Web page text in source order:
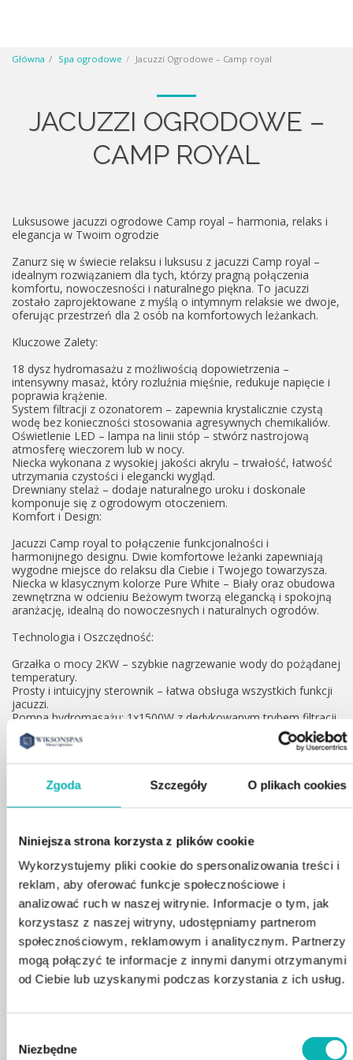
Zgoda Szczegóły O plikach cookies
Niniejsza strona korzysta z plików cookie
Wykorzystujemy pliki cookie do spersonalizowania treści i
reklam, aby oferować funkcje społecznościowe i
analizować ruch w naszej witrynie. Informacje o tym, jak
korzystasz z naszej witryny, udostępniamy partnerom
społecznościowym, reklamowym i analitycznym. Partnerzy
mogą połączyć te informacje z innymi danymi otrzymanymi
od Ciebie lub uzyskanymi podczas korzystania z ich usług.
zgody
Niezbędne
Główna Spa ogrodowe Jacuzzi Ogrodowe – Camp royal
JACUZZI OGRODOWE –
CAMP ROYAL
Luksusowe jacuzzi ogrodowe Camp royal – harmonia, relaks i
elegancja w Twoim ogrodzie
Zanurz się w świecie relaksu i luksusu z jacuzzi Camp royal –
idealnym rozwiązaniem dla tych, którzy pragną połączenia
komfortu, nowoczesności i naturalnego piękna. To jacuzzi
zostało zaprojektowane z myślą o intymnym relaksie we dwoje,
oferując przestrzeń dla 2 osób na komfortowych leżankach.
Kluczowe Zalety:
18 dysz hydromasażu z możliwością dopowietrzenia –
intensywny masaż, który rozluźnia mięśnie, redukuje napięcie i
poprawia krążenie.
System filtracji z ozonatorem – zapewnia krystalicznie czystą
wodę bez konieczności stosowania agresywnych chemikaliów.
Oświetlenie LED – lampa na linii stóp – stwórz nastrojową
atmosferę wieczorem lub w nocy.
Niecka wykonana z wysokiej jakości akrylu – trwałość, łatwość
utrzymania czystości i elegancki wygląd.
Drewniany stelaż – dodaje naturalnego uroku i doskonale
komponuje się z ogrodowym otoczeniem.
Komfort i Design:
Jacuzzi Camp royal to połączenie funkcjonalności i
harmonijnego designu. Dwie komfortowe leżanki zapewniają
wygodne miejsce do relaksu dla Ciebie i Twojego towarzysza.
Niecka w klasycznym kolorze Pure White – Biały oraz obudowa
zewnętrzna w odcieniu Beżowym tworzą elegancką i spokojną
aranżację, idealną do nowoczesnych i naturalnych ogrodów.
Technologia i Oszczędność:
Grzałka o mocy 2KW – szybkie nagrzewanie wody do pożądanej
temperatury.
Prosty i intuicyjny sterownik – łatwa obsługa wszystkich funkcji
jacuzzi.
Pompa hydromasażu: 1x1500W z dedykowanym trybem filtracji
– zapewnia efektywny masaż i cyrkulację wody.
Zasilanie 230V – idealne do domowego użytku.
W zestawie znajdziesz:
Pokrywę termiczną – zabezpiecza wodę przed utratą ciepła.
Dlaczego warto wybrać jacuzzi Camp royal?
To jacuzzi to nie tylko urządzenie – to inwestycja w zdrowie,
relaks i luksus w harmonijnym wydaniu. Dzięki zaawansowanym
technologiom, eleganckiemu designowi i funkcjonalności, Camp
royal stanie się centrum relaksu w Twoim ogrodzie, idealnym
dla par szukających intymnego i komfortowego rozwiązania.
Specyfikacja:
18 dysz hydromasażu z możliwością dopowietrzenia
System filtracji z ozonatorem
Niecka wykonana z akrylu
Prosty oraz intuicyjny sterownik